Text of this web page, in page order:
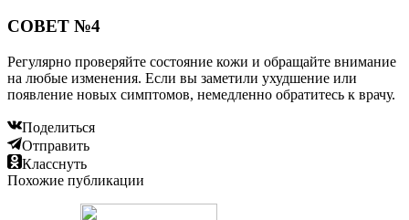
СОВЕТ №4
Регулярно проверяйте состояние кожи и обращайте внимание
на любые изменения. Если вы заметили ухудшение или
появление новых симптомов, немедленно обратитесь к врачу.
Поделиться
Отправить
Класснуть
Похожие публикации